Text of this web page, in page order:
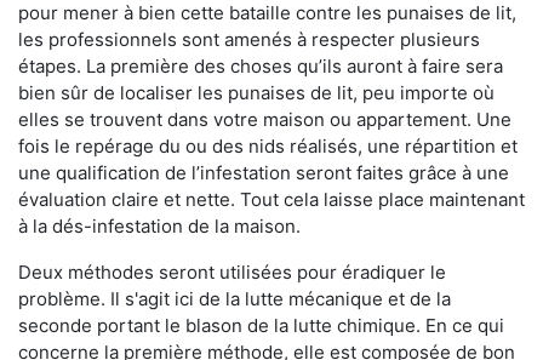
pour mener à bien cette bataille contre les punaises de lit,
les professionnels sont amenés à respecter plusieurs
étapes. La première des choses qu’ils auront à faire sera
bien sûr de localiser les punaises de lit, peu importe où
elles se trouvent dans votre maison ou appartement. Une
fois le repérage du ou des nids réalisés, une répartition et
une qualification de l’infestation seront faites grâce à une
évaluation claire et nette. Tout cela laisse place maintenant
à la dés-infestation de la maison.
Deux méthodes seront utilisées pour éradiquer le
problème. Il s'agit ici de la lutte mécanique et de la
seconde portant le blason de la lutte chimique. En ce qui
concerne la première méthode, elle est composée de bon